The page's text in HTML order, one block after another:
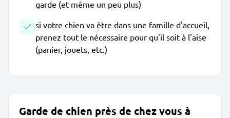
garde (et même un peu plus)
si votre chien va être dans une famille d'accueil,
prenez tout le nécessaire pour qu'il soit à l'aise
(panier, jouets, etc.)
Garde de chien près de chez vous à